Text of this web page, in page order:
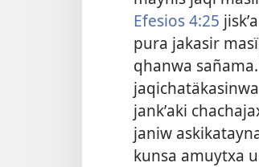
Efesios 4:25
pura jakasir
qhanwa
jankʼaki
janiw
kunsa amuytxa